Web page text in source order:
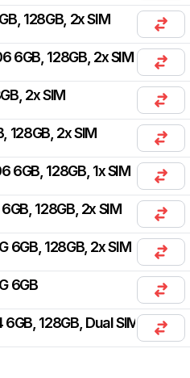
128GB, 2x SIM
6GB, 128GB, 2x SIM
2x SIM
128GB, 2x SIM
6GB, 128GB, 1x SIM
128GB, 2x SIM
6GB, 128GB, 2x SIM
6GB
6GB, 128GB, Dual SIM